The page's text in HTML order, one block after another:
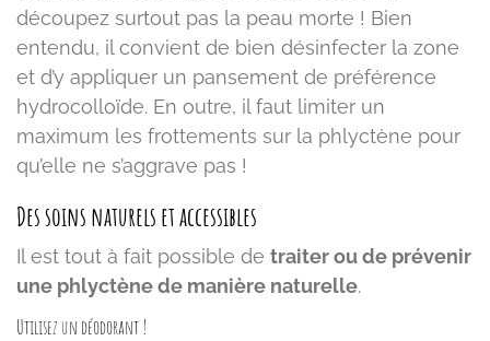
découpez surtout pas la peau morte ! Bien
entendu, il convient de bien désinfecter la zone
et d’y appliquer un pansement de préférence
hydrocolloïde. En outre, il faut limiter un
maximum les frottements sur la phlyctène pour
qu’elle ne s’aggrave pas !
Des soins naturels et accessibles
Il est tout à fait possible de traiter ou de prévenir
une phlyctène de manière naturelle.
Utilisez un déodorant !